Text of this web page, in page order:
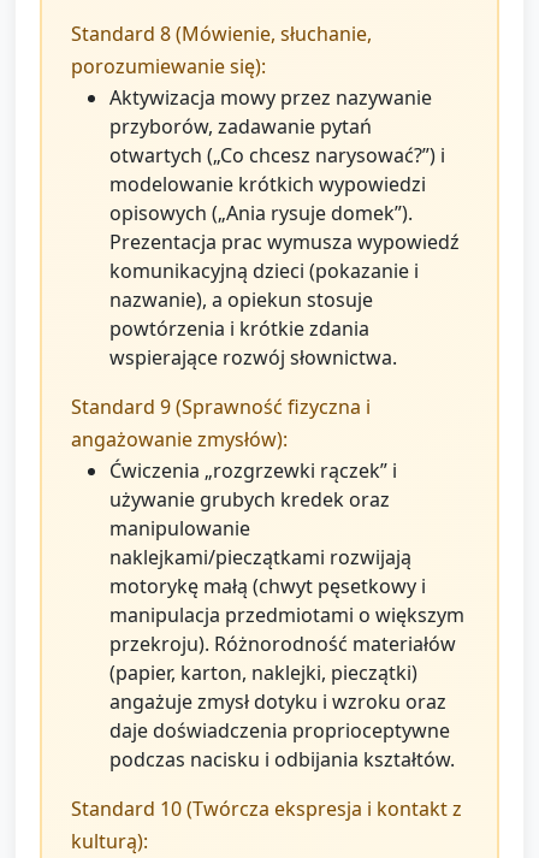
Standard 8 (Mówienie, słuchanie,
porozumiewanie się):
Aktywizacja mowy przez nazywanie
przyborów, zadawanie pytań
otwartych („Co chcesz narysować?”) i
modelowanie krótkich wypowiedzi
opisowych („Ania rysuje domek”).
Prezentacja prac wymusza wypowiedź
komunikacyjną dzieci (pokazanie i
nazwanie), a opiekun stosuje
powtórzenia i krótkie zdania
wspierające rozwój słownictwa.
Standard 9 (Sprawność fizyczna i
angażowanie zmysłów):
Ćwiczenia „rozgrzewki rączek” i
używanie grubych kredek oraz
manipulowanie
naklejkami/pieczątkami rozwijają
motorykę małą (chwyt pęsetkowy i
manipulacja przedmiotami o większym
przekroju). Różnorodność materiałów
(papier, karton, naklejki, pieczątki)
angażuje zmysł dotyku i wzroku oraz
daje doświadczenia proprioceptywne
podczas nacisku i odbijania kształtów.
Standard 10 (Twórcza ekspresja i kontakt z
kulturą):